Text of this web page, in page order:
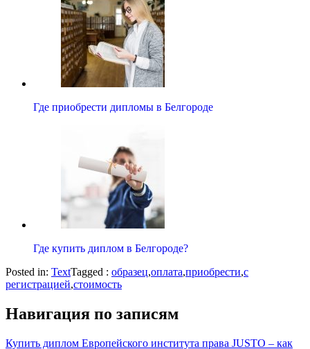
Где приобрести дипломы в Белгороде
Где купить диплом в Белгороде?
Posted in: TextTagged : образец,оплата,приобрести,с
регистрацией,стоимость
Навигация по записям
Купить диплом Европейского института права JUSTO – как